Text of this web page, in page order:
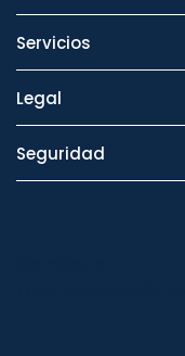
Servicios
Legal
Seguridad